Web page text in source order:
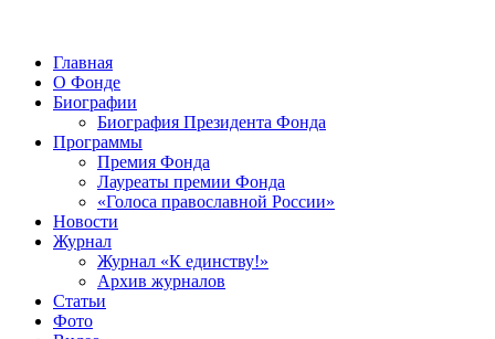
Главная
О Фонде
Биографии
Биография Президента Фонда
Программы
Премия Фонда
Лауреаты премии Фонда
«Голоса православной России»
Новости
Журнал
Журнал «К единству!»
Архив журналов
Статьи
Фото